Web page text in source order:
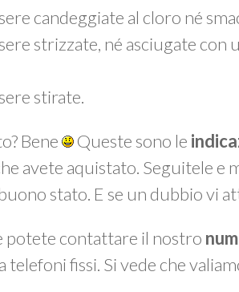
candeggiate al cloro né
strizzate, né asciugate con
stirate.
Bene Queste sono le
avete aquistato. Seguitele
stato. E se un dubbio vi
potete contattare il nostro
telefoni fissi. Si vede che